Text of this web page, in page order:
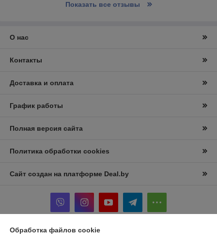
Показать все отзывы
О нас
Контакты
Доставка и оплата
График работы
Полная версия сайта
Политика обработки cookies
Сайт создан на платформе Deal.by
Обработка файлов cookie